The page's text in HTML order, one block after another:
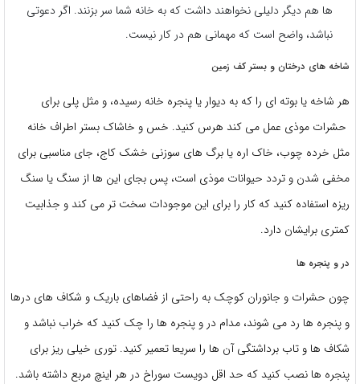
ها هم دیگر دلیلی نخواهند داشت که به خانه شما سر بزنند. اگر دعوتی
نباشد، واضح است که مهمانی هم در کار نیست.
شاخه های درختان و بستر کف زمین
هر شاخه یا بوته ای را که به دیوار یا پنجره خانه رسیده، و مثل پلی برای
حشرات موذی عمل می کند هرس کنید. خس و خاشاک بستر اطراف خانه
مثل خرده چوب، خاک اره یا برگ های سوزنی خشک کاج، جای مناسبی برای
مخفی شدن و تردد حیوانات موذی است، پس بجای این ها از سنگ یا سنگ
ریزه استفاده کنید که کار را برای این موجودات سخت تر می کند و جذابیت
کمتری برایشان دارد.
در و پنجره ها
چون حشرات و جانوران کوچک به راحتی از فضاهای باریک و شکاف های درها
و پنجره ها رد می شوند، مدام در و پنجره ها را چک کنید که خراب نباشد و
شکاف ها و تاب برداشتگی آن ها را سریعا تعمیر کنید. توری خیلی ریز برای
پنجره ها نصب کنید که حد اقل دویست سوراخ در هر اینچ مربع داشته باشد.